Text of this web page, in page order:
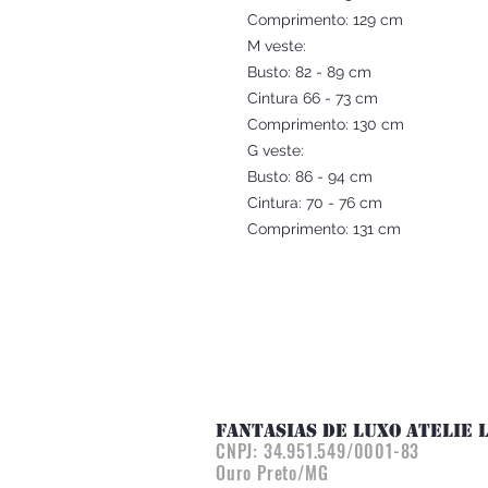
Comprimento: 129 cm
M veste:
Busto: 82 - 89 cm
Cintura 66 - 73 cm
Comprimento: 130 cm
G veste:
Busto: 86 - 94 cm
Cintura: 70 - 76 cm
Comprimento: 131 cm
FANTASIAS DE LUXO ATELIE
CNPJ: 34.951.549/0001-83
Ouro Preto/MG